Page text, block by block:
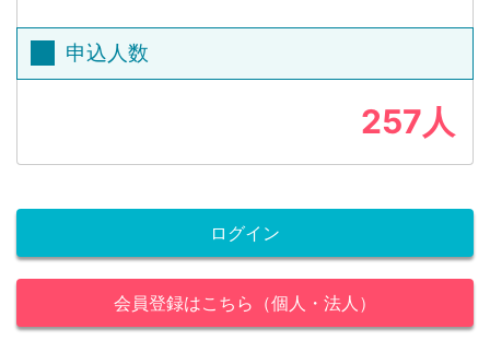
申込人数
257人
ログイン
会員登録はこちら（個人・法人）